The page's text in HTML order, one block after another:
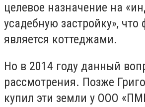
целевое назначение на
усадебную застройку», что
является коттеджами.
Но в 2014 году данный
рассмотрения. Позже
купил эти земли у ООО